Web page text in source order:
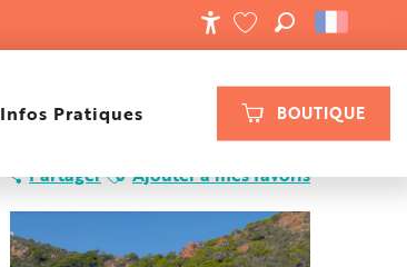
BOUTIQUE
VOIR LES FAVORIS
RECHERCHE
Infos Pratiques
Partager Ajouter à mes favoris